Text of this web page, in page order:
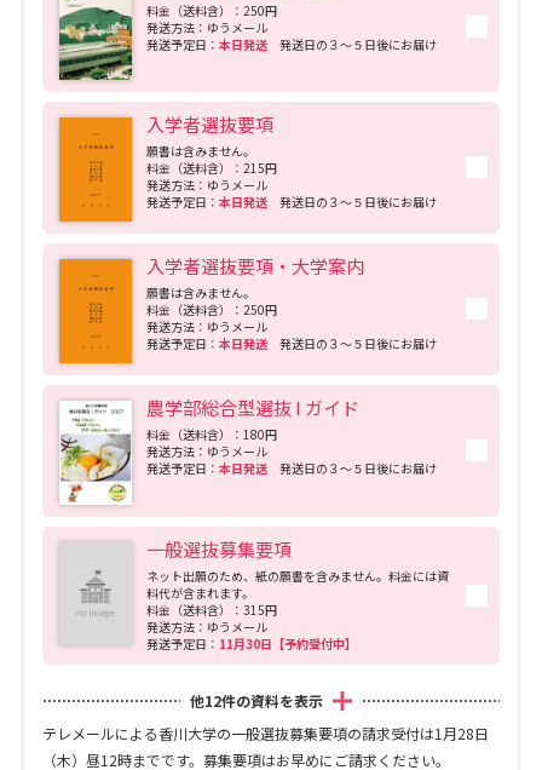
料金（送料含）：250円
発送方法：ゆうメール
発送予定日： 本日発送 発送日の３～５日後にお届け
入学者選抜要項
願書は含みません。
料金（送料含）：215円
発送方法：ゆうメール
発送予定日： 本日発送 発送日の３～５日後にお届け
入学者選抜要項・大学案内
願書は含みません。
料金（送料含）：250円
発送方法：ゆうメール
発送予定日： 本日発送 発送日の３～５日後にお届け
農学部総合型選抜 I ガイド
料金（送料含）：180円
発送方法：ゆうメール
発送予定日： 本日発送 発送日の３～５日後にお届け
一般選抜募集要項
ネット出願のため、紙の願書を含みません。料金には資
料代が含まれます。
料金（送料含）：315円
発送方法：ゆうメール
発送予定日： 11月30日【予約受付中】
他12件の資料を表示
テレメールによる香川大学の一般選抜募集要項の請求受付は1月28日
（木）昼12時までです。募集要項はお早めにご請求ください。